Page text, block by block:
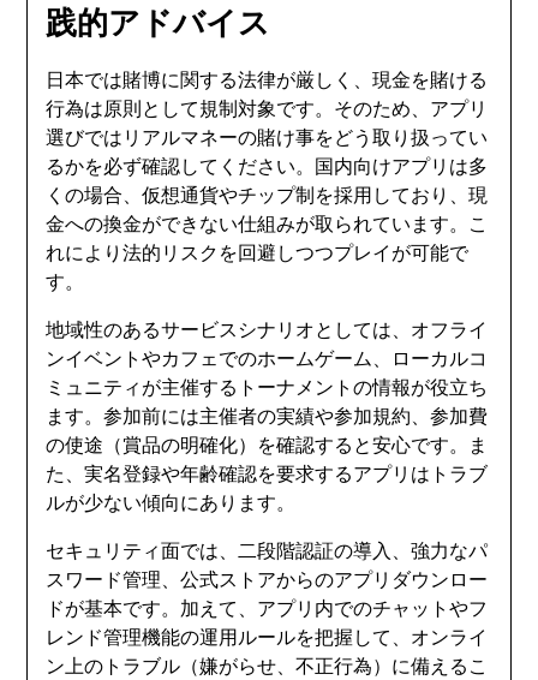
践的アドバイス
日本では賭博に関する法律が厳しく、現金を賭ける
行為は原則として規制対象です。そのため、アプリ
選びではリアルマネーの賭け事をどう取り扱ってい
るかを必ず確認してください。国内向けアプリは多
くの場合、仮想通貨やチップ制を採用しており、現
金への換金ができない仕組みが取られています。こ
れにより法的リスクを回避しつつプレイが可能で
す。
地域性のあるサービスシナリオとしては、オフライ
ンイベントやカフェでのホームゲーム、ローカルコ
ミュニティが主催するトーナメントの情報が役立ち
ます。参加前には主催者の実績や参加規約、参加費
の使途（賞品の明確化）を確認すると安心です。ま
た、実名登録や年齢確認を要求するアプリはトラブ
ルが少ない傾向にあります。
セキュリティ面では、二段階認証の導入、強力なパ
スワード管理、公式ストアからのアプリダウンロー
ドが基本です。加えて、アプリ内でのチャットやフ
レンド管理機能の運用ルールを把握して、オンライ
ン上のトラブル（嫌がらせ、不正行為）に備えるこ